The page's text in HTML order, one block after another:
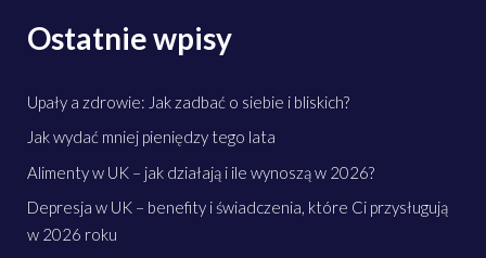
Ostatnie wpisy
Upały a zdrowie: Jak zadbać o siebie i bliskich?
Jak wydać mniej pieniędzy tego lata
Alimenty w UK – jak działają i ile wynoszą w 2026?
Depresja w UK – benefity i świadczenia, które Ci przysługują
w 2026 roku